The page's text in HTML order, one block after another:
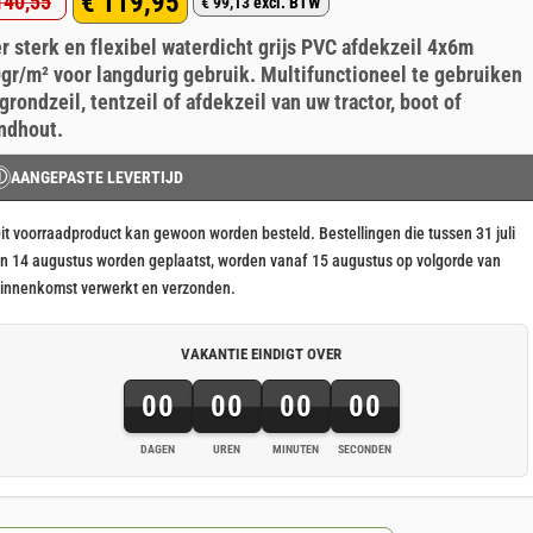
klant
sterk en flexibel waterdicht grijs PVC afdekzeil 4x6m
m² voor langdurig gebruik. Multifunctioneel te gebruiken
tentzeil of afdekzeil van uw tractor, boot of
AANGEPASTE LEVERTIJD
voorraadproduct kan gewoon worden besteld. Bestellingen die tussen 31 juli
14 augustus worden geplaatst, worden vanaf 15 augustus op volgorde van
verwerkt en verzonden.
VAKANTIE EINDIGT OVER
00
DAGEN
00
UREN
00
MINUTEN
00
SECONDEN